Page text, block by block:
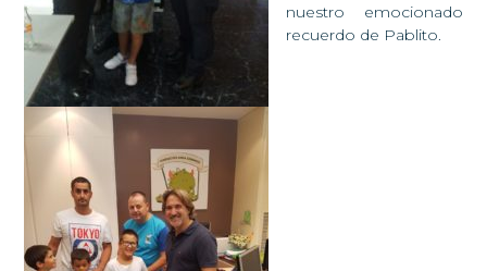
nuestro emocionado
recuerdo de Pablito.